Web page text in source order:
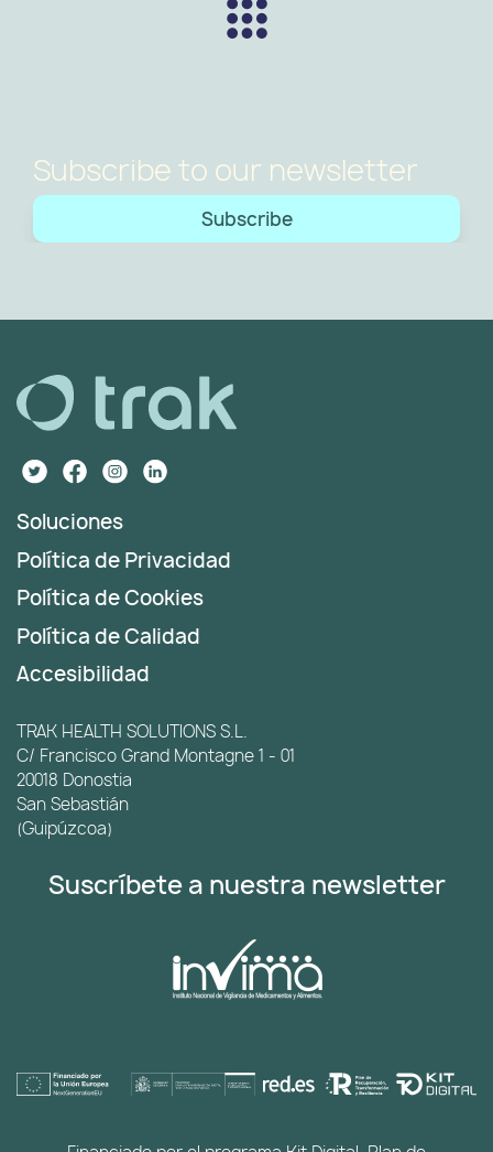
Subscribe to our newsletter
Subscribe
Soluciones
Política de Privacidad
Política de Cookies
Política de Calidad
Accesibilidad
TRAK HEALTH SOLUTIONS S.L.
C/ Francisco Grand Montagne 1 - 01
20018 Donostia
San Sebastián
(Guipúzcoa)
Suscríbete a nuestra newsletter